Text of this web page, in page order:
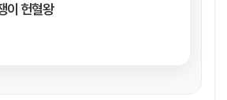
이 헌혈왕